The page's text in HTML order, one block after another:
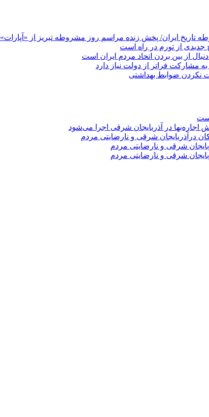
ایران/ پخش زنده مراسم روز مشروطه تبریز از «آپارات»
جدیدی از تورم در راه است
از بین بردن اتحاد مردم ایران است
به مشارکت فراتر از دولت نیاز دارد
درآذربایجان شرقی و نارضایتی مردم
شرقی و نارضایتی مردم
شرقی و نارضایتی مردم